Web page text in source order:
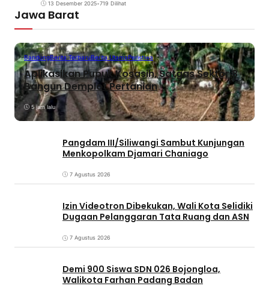
13 Desember 2025•719 Dilihat
Jawa Barat
BandungBerita TerbaruBerita UtamaPeristiwa
Aplikasikan Pupuk Kosasih, Satgas Sektor 8
Bangun Demplot Pertanian
5 jam lalu
Pangdam III/Siliwangi Sambut Kunjungan
Menkopolkam Djamari Chaniago
7 Agustus 2026
Izin Videotron Dibekukan, Wali Kota Selidiki
Dugaan Pelanggaran Tata Ruang dan ASN
7 Agustus 2026
Demi 900 Siswa SDN 026 Bojongloa,
Walikota Farhan Padang Badan